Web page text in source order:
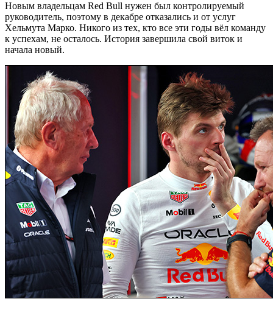
Новым владельцам Red Bull нужен был контролируемый
руководитель, поэтому в декабре отказались и от услуг
Хельмута Марко. Никого из тех, кто все эти годы вёл команду
к успехам, не осталось. История завершила свой виток и
начала новый.